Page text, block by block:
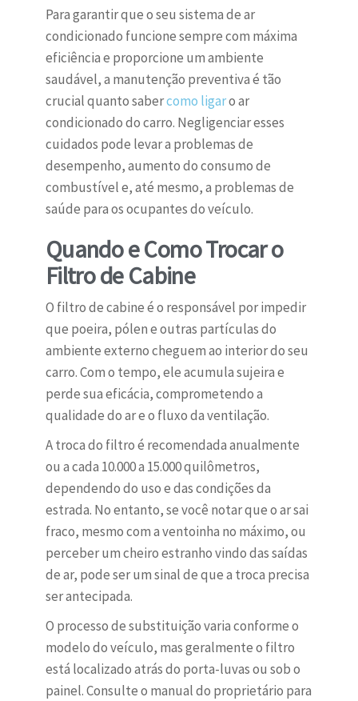
Para garantir que o seu sistema de ar
condicionado funcione sempre com máxima
eficiência e proporcione um ambiente
saudável, a manutenção preventiva é tão
crucial quanto sabercomo ligaro ar
condicionado do carro. Negligenciar esses
cuidados pode levar a problemas de
desempenho, aumento do consumo de
combustível e, até mesmo, a problemas de
saúde para os ocupantes do veículo.
Quando e Como Trocar o
Filtro de Cabine
O filtro de cabine é o responsável por impedir
que poeira, pólen e outras partículas do
ambiente externo cheguem ao interior do seu
carro. Com o tempo, ele acumula sujeira e
perde sua eficácia, comprometendo a
qualidade do ar e o fluxo da ventilação.
A troca do filtro é recomendada anualmente
ou a cada 10.000 a 15.000 quilômetros,
dependendo do uso e das condições da
estrada. No entanto, se você notar que o ar sai
fraco, mesmo com a ventoinha no máximo, ou
perceber um cheiro estranho vindo das saídas
de ar, pode ser um sinal de que a troca precisa
ser antecipada.
O processo de substituição varia conforme o
modelo do veículo, mas geralmente o filtro
está localizado atrás do porta-luvas ou sob o
painel. Consulte o manual do proprietário para